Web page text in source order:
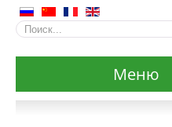
Меню